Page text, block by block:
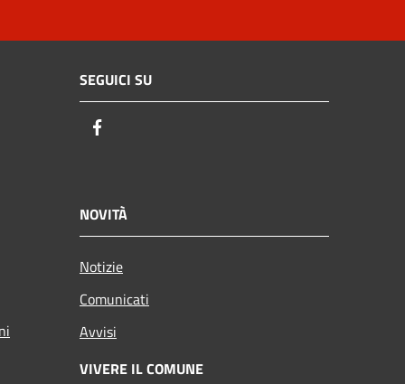
SEGUICI SU
NOVITÀ
Notizie
Comunicati
Avvisi
VIVERE IL COMUNE